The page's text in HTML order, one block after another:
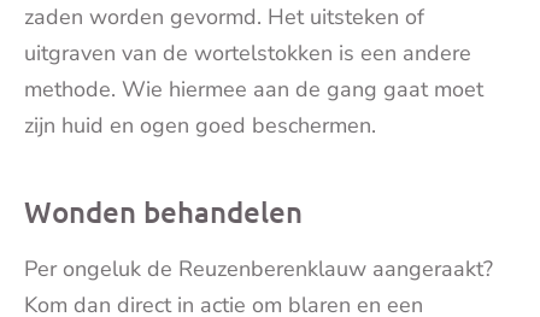
zaden worden gevormd. Het uitsteken of
uitgraven van de wortelstokken is een andere
methode. Wie hiermee aan de gang gaat moet
zijn huid en ogen goed beschermen.
Wonden behandelen
Per ongeluk de Reuzenberenklauw aangeraakt?
Kom dan direct in actie om blaren en een